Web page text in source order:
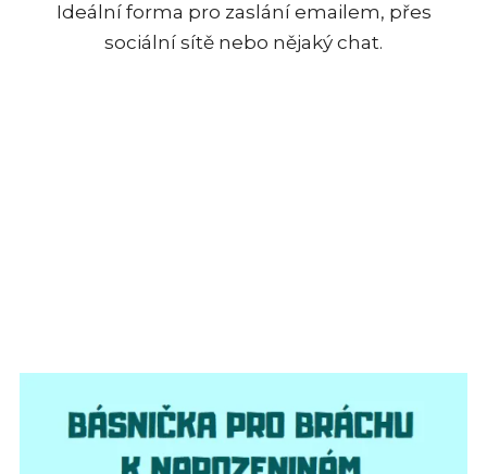
Ideální forma pro zaslání emailem, přes
sociální sítě nebo nějaký chat.